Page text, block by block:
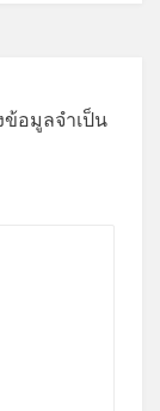
ข้อมูลจำเป็น